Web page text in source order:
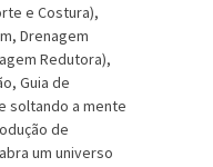
e Costura),
Drenagem
Redutora),
Guia de
soltando a mente
de
um universo